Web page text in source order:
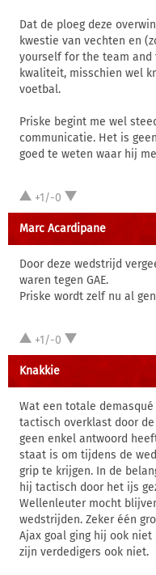
Dat de ploeg deze
kwestie van vechten en
yourself for the team and
kwaliteit, misschien wel
voetbal.
Priske begint me wel
communicatie. Het is
goed te weten waar hij
+1/-0
Marc Acardipane
Door deze wedstrijd
waren tegen GAE.
Priske wordt zelf nu al
+1/-0
Knakkie
Wat een totale
tactisch overklast door
geen enkel antwoord
staat is om tijdens de
grip te krijgen. In de
hij tactisch door het ijs
Wellenleuter mocht
wedstrijden. Zeker één
Ajax goal ging hij ook
zijn verdedigers ook niet.